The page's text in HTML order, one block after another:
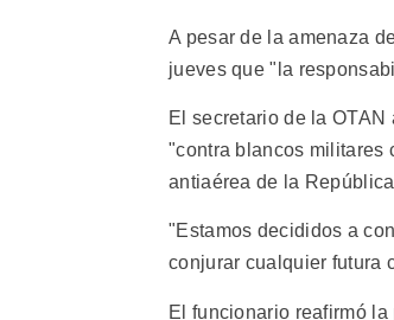
A pesar de la amenaza
jueves que "la
El secretario de la
"contra blancos militares
antiaérea de la
"Estamos decididos a
conjurar cualquier futura
El funcionario reafirmó